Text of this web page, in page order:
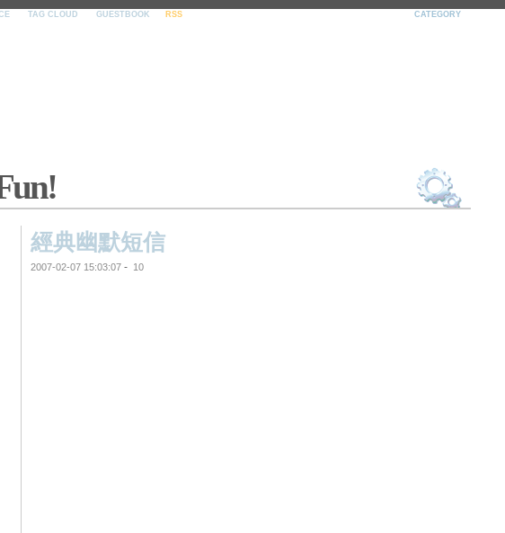
TAG CLOUD GUESTBOOK RSS CATEGORY
經典幽默短信
2007-02-07 15:03:07 - 10